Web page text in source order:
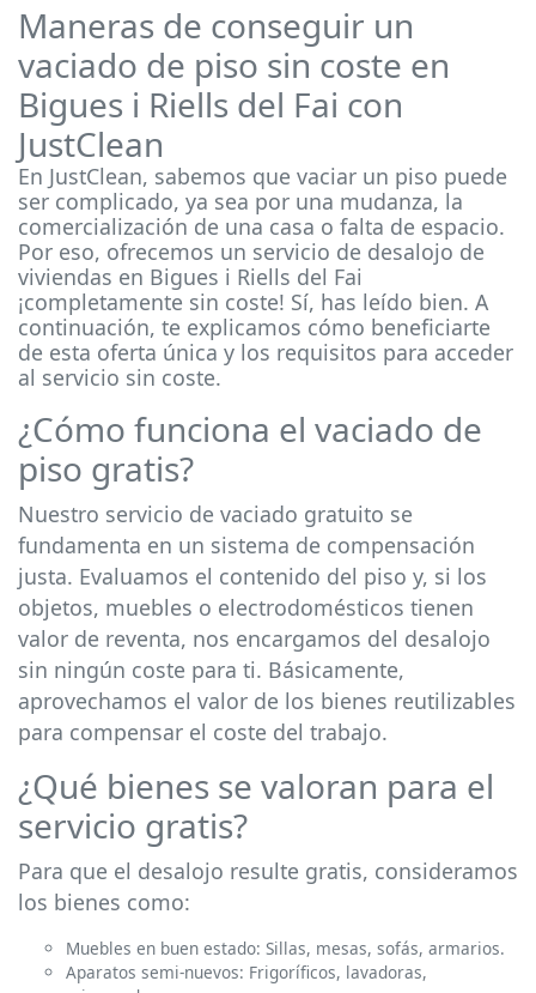
Maneras de conseguir un
vaciado de piso sin coste en
Bigues i Riells del Fai con
JustClean
En JustClean, sabemos que vaciar un piso puede
ser complicado, ya sea por una mudanza, la
comercialización de una casa o falta de espacio.
Por eso, ofrecemos un servicio de desalojo de
viviendas en Bigues i Riells del Fai
¡completamente sin coste! Sí, has leído bien. A
continuación, te explicamos cómo beneficiarte
de esta oferta única y los requisitos para acceder
al servicio sin coste.
¿Cómo funciona el vaciado de
piso gratis?
Nuestro servicio de vaciado gratuito se
fundamenta en un sistema de compensación
justa. Evaluamos el contenido del piso y, si los
objetos, muebles o electrodomésticos tienen
valor de reventa, nos encargamos del desalojo
sin ningún coste para ti. Básicamente,
aprovechamos el valor de los bienes reutilizables
para compensar el coste del trabajo.
¿Qué bienes se valoran para el
servicio gratis?
Para que el desalojo resulte gratis, consideramos
los bienes como:
Muebles en buen estado: Sillas, mesas, sofás, armarios.
Aparatos semi-nuevos: Frigoríficos, lavadoras,